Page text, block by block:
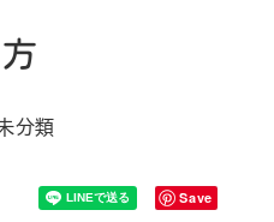
リー
分類
Save